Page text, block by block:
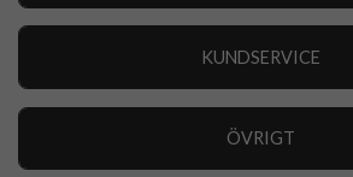
KUNDSERVICE
ÖVRIGT